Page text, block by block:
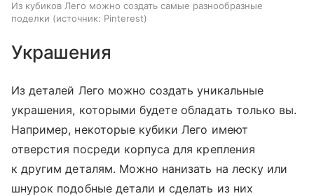
Из кубиков Лего можно создать самые разнообразные
поделки
источник: Pinterest
Украшения
Из деталей Лего можно создать уникальные
украшения, которыми будете обладать только вы.
Например, некоторые кубики Лего имеют
отверстия посреди корпуса для крепления
к другим деталям. Можно нанизать на леску или
шнурок подобные детали и сделать из них